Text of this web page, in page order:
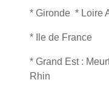
* Gironde * Loire
* Ile de France
* Grand Est :
Rhin